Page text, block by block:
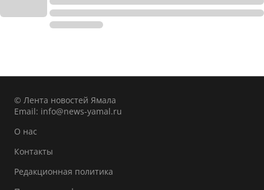
© Лента новостей Ямала
Email: info@news-yamal.ru
О нас
Контакты
Редакционная политика